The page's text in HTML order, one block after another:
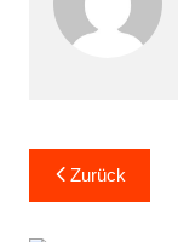
Zurück